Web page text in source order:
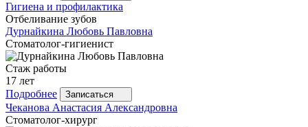
Гигиена и профилактика
Отбеливание зубов
Дурнайкина Любовь Павловна
Стоматолог-гигиенист
Стаж работы
17 лет
Подробнее
Записаться
Чеканова Анастасия Александровна
Стоматолог-хирург